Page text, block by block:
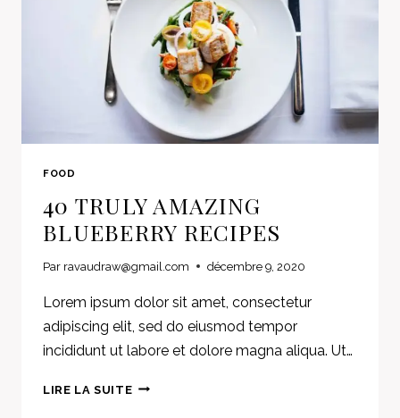
FOOD
40 TRULY AMAZING
BLUEBERRY RECIPES
Par ravaudraw@gmail.com décembre 9, 2020
Lorem ipsum dolor sit amet, consectetur
adipiscing elit, sed do eiusmod tempor
incididunt ut labore et dolore magna aliqua. Ut…
LIRE LA SUITE40